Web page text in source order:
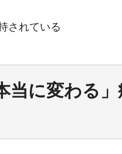
されている
当に変わる」